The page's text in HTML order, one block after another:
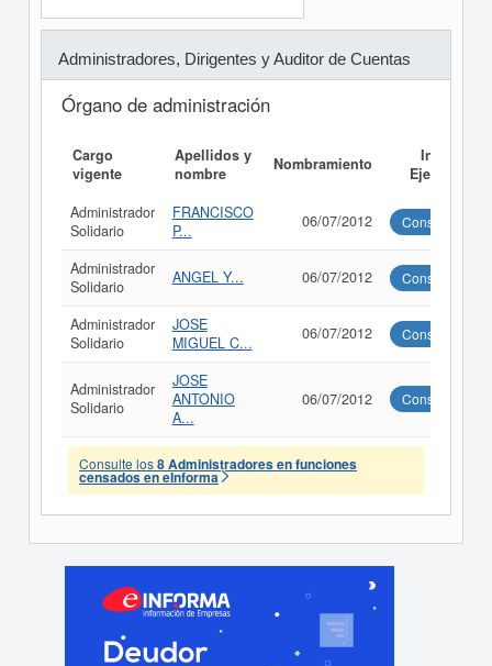
Administradores, Dirigentes y Auditor de Cuentas
Órgano de administración
Cargo
vigente
Apellidos y
nombre
Nombramiento
Informe
Ejecutivo
Administrador
Solidario
FRANCISCO
P...
06/07/2012 Consultar
Administrador
Solidario
ANGEL Y... 06/07/2012 Consultar
Administrador
Solidario
JOSE
MIGUEL C...
06/07/2012 Consultar
Administrador
Solidario
JOSE
ANTONIO
A...
06/07/2012 Consultar
Consulte los8 Administradores en funciones
censados en eInforma